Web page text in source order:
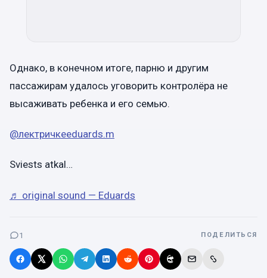
Однако, в конечном итоге, парню и другим
пассажирам удалось уговорить контролёра не
высаживать ребенка и его семью.
@лектричкеeduards.m
Sviests atkal…
♬ original sound — Eduards
1 ПОДЕЛИТЬСЯ